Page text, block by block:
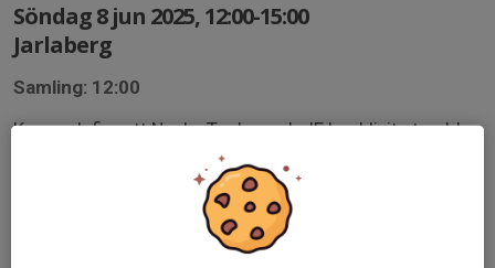
Söndag 8 jun 2025, 12:00-15:00
Jarlaberg
Samling: 12:00
Kom och fira att Nacka Taekwondo IF har blivit utsedd
till Årets Förening av Nacka kommun – och att ännu en
rolig termin är avslutad!
Vi bjuder på korv, fika och roliga aktiviteter!
Föräldrar och syskon är självklart också välkomna –